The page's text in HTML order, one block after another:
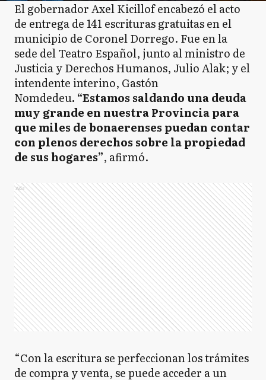
El gobernador Axel Kicillof encabezó el acto
de entrega de 141 escrituras gratuitas en el
municipio de Coronel Dorrego. Fue en la
sede del Teatro Español, junto al ministro de
Justicia y Derechos Humanos, Julio Alak; y el
intendente interino, Gastón
Nomdedeu. “Estamos saldando una deuda
muy grande en nuestra Provincia para
que miles de bonaerenses puedan contar
con plenos derechos sobre la propiedad
de sus hogares”, afirmó.
Ads
“Con la escritura se perfeccionan los trámites
de compra y venta, se puede acceder a un